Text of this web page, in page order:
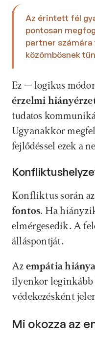
Az érintett fél
pontosan
partner
közömbösnek
Ez – logikus
érzelmi
tudatos
Ugyanakkor
fejlődéssel ezek a
Konfliktus során
fontos. Ha
elmérgesedik. A
álláspontját.
Az empátia
ilyenkor leginkább
védekezésként
Mi okozza az